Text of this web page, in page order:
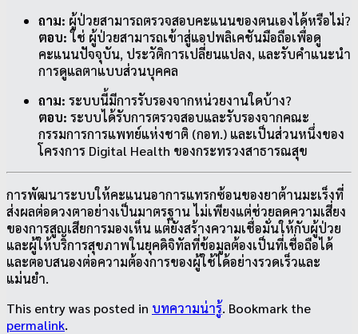
ถาม: ผู้ป่วยสามารถตรวจสอบคะแนนของตนเองได้หรือไม่?
ตอบ:ใช่ ผู้ป่วยสามารถเข้าสู่แอปพลิเคชันมือถือเพื่อดู
คะแนนปัจจุบัน, ประวัติการเปลี่ยนแปลง, และรับคำแนะนำ
การดูแลตาแบบส่วนบุคคล
ถาม: ระบบนี้มีการรับรองจากหน่วยงานใดบ้าง?
ตอบ: ระบบได้รับการตรวจสอบและรับรองจากคณะ
กรรมการการแพทย์แห่งชาติ (กอท.) และเป็นส่วนหนึ่งของ
โครงการ Digital Health ของกระทรวงสาธารณสุข
การพัฒนาระบบให้คะแนนอาการแทรกซ้อนของยาต้านมะเร็งที่
ส่งผลต่อดวงตาอย่างเป็นมาตรฐาน ไม่เพียงแต่ช่วยลดความเสี่ยง
ของการสูญเสียการมองเห็น แต่ยังสร้างความเชื่อมั่นให้กับผู้ป่วย
และผู้ให้บริการสุขภาพในยุคดิจิทัลที่ข้อมูลต้องเป็นที่เชื่อถือได้
และตอบสนองต่อความต้องการของผู้ใช้ได้อย่างรวดเร็วและ
แม่นยำ.
This entry was posted in บทความน่ารู้. Bookmark the
permalink.